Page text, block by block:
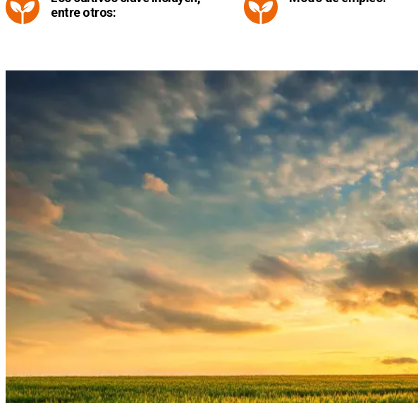
entre otros: